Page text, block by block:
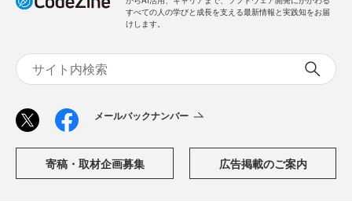
すべての人の学びと成長を支える最新情報と実践知をお届
けします。
メールバックナンバー
寄稿・取材企画募集 広告掲載のご案内